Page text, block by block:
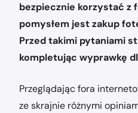
bezpiecznie korzystać z
pomysłem jest zakup
Przed takimi pytaniami
kompletując wyprawkę
Przeglądając fora
ze skrajnie różnymi